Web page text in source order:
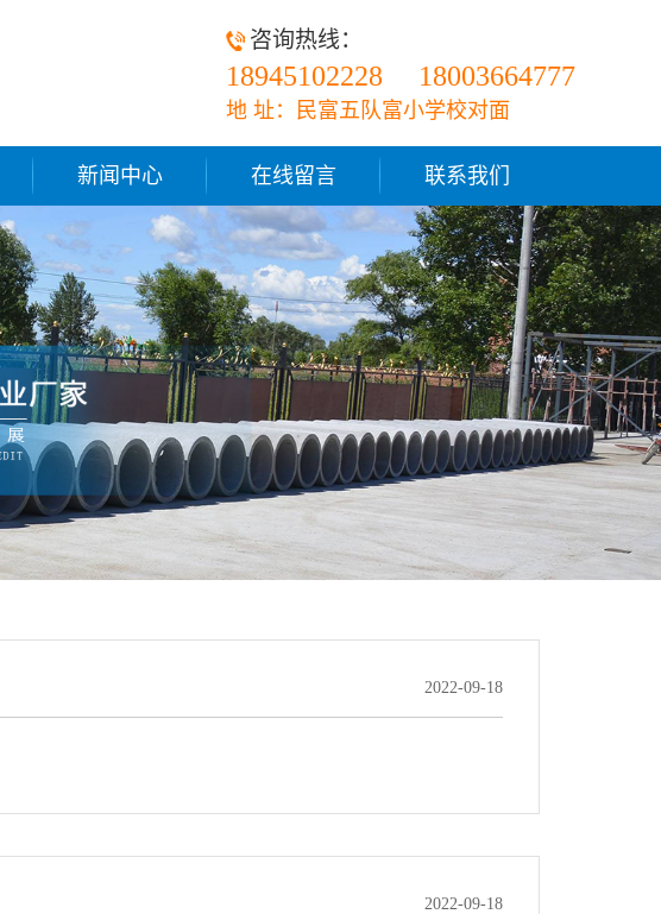
咨询热线：
18945102228 18003664777
地 址：民富五队富小学校对面
新闻中心 在线留言 联系我们
2022-09-18
2022-09-18